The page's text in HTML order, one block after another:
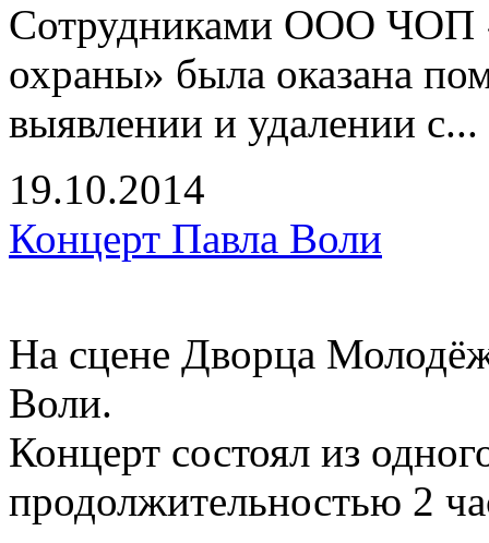
Сотрудниками ООО ЧОП
охраны» была оказана
выявлении и удалении с...
19.10.2014
Концерт Павла Воли
На сцене Дворца
Воли.
Концерт состоял из
продолжительностью 2